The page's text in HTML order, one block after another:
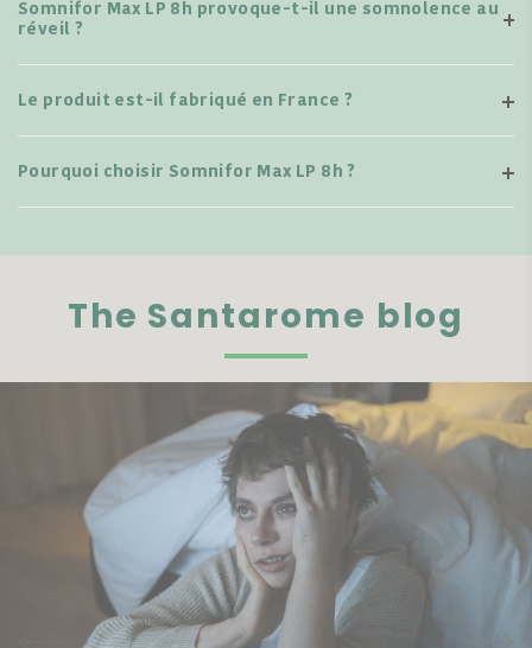
Somnifor Max LP 8h provoque-t-il une somnolence au
réveil ?
Le produit est-il fabriqué en France ?
Pourquoi choisir Somnifor Max LP 8h ?
The Santarome blog